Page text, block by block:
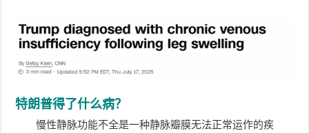
特朗普得了什么病？
慢性静脉功能不全是一种静脉瓣膜无法正常运作的疾